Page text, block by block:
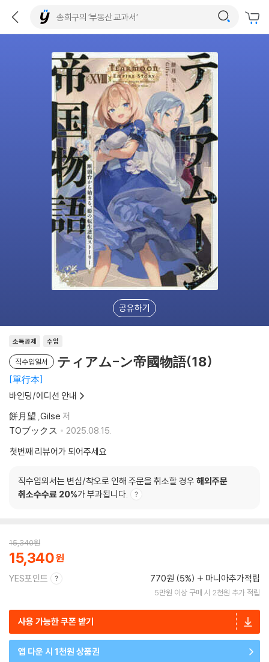
공유하기
소득공제 수입
직수입일서 ティアム-ン帝國物語(18)
單行本
바인딩/에디션 안내
餅月望 ,Gilse 저
TOブックス
2025.08.15.
첫번째 리뷰어가 되어주세요
직수입외서는 변심/착오로 인해 주문을 취소할 경우 해외주문
취소수수료 20%가 부과됩니다.
15,340원
15,340
YES포인트 770원 (5%) 마니아추가적립
5만원 이상 구매 시 2천원 추가 적립
사용 가능한 쿠폰 받기
앱 다운 시 1천원 상품권